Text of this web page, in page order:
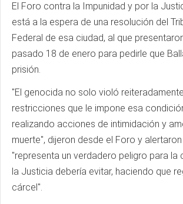
El Foro contra la Impunidad y por la
está a la espera de una resolución del
Federal de esa ciudad, al que
pasado 18 de enero para pedirle que
prisión.
"El genocida no solo violó
restricciones que le impone esa
realizando acciones de intimidación y
muerte", dijeron desde el Foro y
"representa un verdadero peligro para la
la Justicia debería evitar, haciendo que
cárcel".